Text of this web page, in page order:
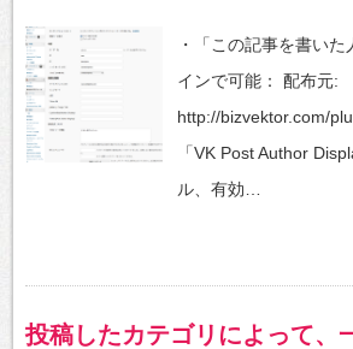
・「この記事を書い
インで可能： 配布元:
http://bizvektor.com/
「VK Post Author
ル、有効…
投稿したカテゴリによって、